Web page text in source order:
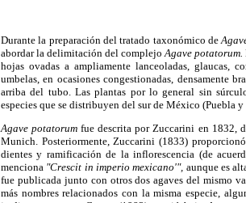
Durante la preparación del tratado taxonómico de
abordar la delimitación del complejoAgave potatorum.
hojas ovadas a ampliamente lanceoladas, glaucas,
umbelas, en ocasiones congestionadas, densamente
arriba del tubo. Las plantas por lo general sin
especies que se distribuyen del sur de México (Puebla y
Agave potatorumfue descrita por Zuccarini en 1832,
Munich. Posteriormente, Zuccarini (1833)
dientes y ramificación de la inflorescencia (de
menciona "Crescit in imperio mexicano'", aunque es
fue publicada junto con otros dos agaves del mismo
más nombres relacionados con la misma especie,